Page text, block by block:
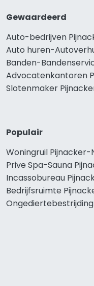
Gewaardeerd
Auto-bedrijven
Auto huren-
Banden-
Advocatenkantoren
Slotenmaker
Populair
Woningruil
Prive Spa-Sauna
Incassobureau
Bedrijfsruimte